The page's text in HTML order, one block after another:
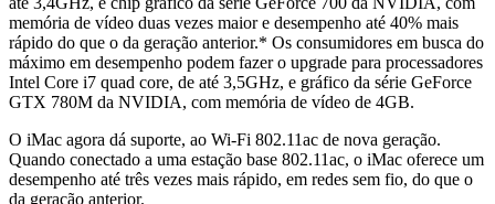
memória de vídeo duas vezes maior e desempenho até 40% mais
rápido do que o da geração anterior.* Os consumidores em busca do
máximo em desempenho podem fazer o upgrade para processadores
Intel Core i7 quad core, de até 3,5GHz, e gráfico da série GeForce
GTX 780M da NVIDIA, com memória de vídeo de 4GB.
O iMac agora dá suporte, ao Wi-Fi 802.11ac de nova geração.
Quando conectado a uma estação base 802.11ac, o iMac oferece um
desempenho até três vezes mais rápido, em redes sem fio, do que o
da geração anterior.